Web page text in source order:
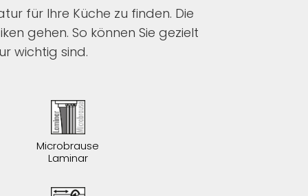
für Ihre Küche zu finden. Die
gehen. So können Sie gezielt
wichtig sind.
Microbrause
Laminar